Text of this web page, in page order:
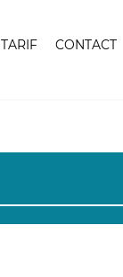
TARIF CONTACT